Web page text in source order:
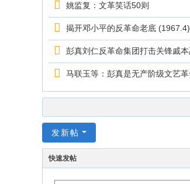
姚监复：文革笑话50则
揭开邓小平的反革命老底 (1967.4)
彭真刘仁反革命集团打击关锋戚
马联玉等：彭真是无产阶级文艺
发新帖
快速发帖